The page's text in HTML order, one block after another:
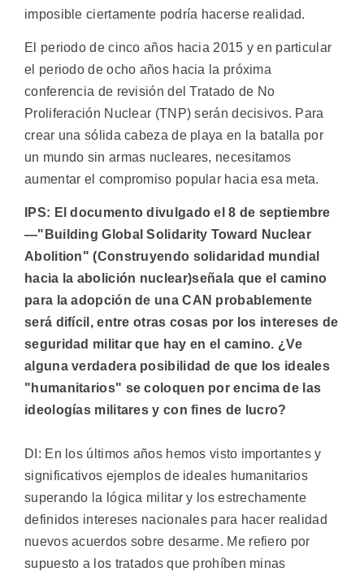
imposible ciertamente podría hacerse realidad.
El periodo de cinco años hacia 2015 y en particular
el periodo de ocho años hacia la próxima
conferencia de revisión del Tratado de No
Proliferación Nuclear (TNP) serán decisivos. Para
crear una sólida cabeza de playa en la batalla por
un mundo sin armas nucleares, necesitamos
aumentar el compromiso popular hacia esa meta.
IPS: El documento divulgado el 8 de septiembre
—"Building Global Solidarity Toward Nuclear
Abolition" (Construyendo solidaridad mundial
hacia la abolición nuclear)señala que el camino
para la adopción de una CAN probablemente
será difícil, entre otras cosas por los intereses de
seguridad militar que hay en el camino. ¿Ve
alguna verdadera posibilidad de que los ideales
"humanitarios" se coloquen por encima de las
ideologías militares y con fines de lucro?
DI: En los últimos años hemos visto importantes y
significativos ejemplos de ideales humanitarios
superando la lógica militar y los estrechamente
definidos intereses nacionales para hacer realidad
nuevos acuerdos sobre desarme. Me refiero por
supuesto a los tratados que prohíben minas